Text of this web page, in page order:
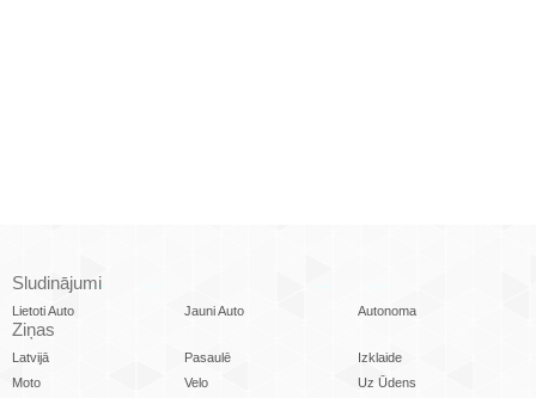
Sludinājumi
Lietoti Auto Jauni Auto Autonoma
Ziņas
Latvijā Pasaulē
Izklaide
Moto
Velo
Uz Ūdens